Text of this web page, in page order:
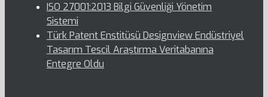
ISO 27001:2013 Bilgi Güvenliği Yönetim
Sistemi
Türk Patent Enstitüsü Designview Endüstriyel
Tasarım Tescil Araştırma Veritabanına
Entegre Oldu